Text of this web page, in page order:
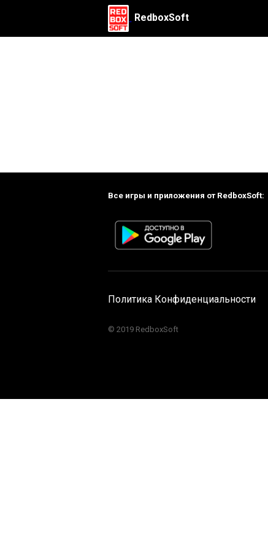
RedboxSoft
Все игры и приложения от RedboxSoft:
Политика Конфиденциальности
© 2019 RedboxSoft